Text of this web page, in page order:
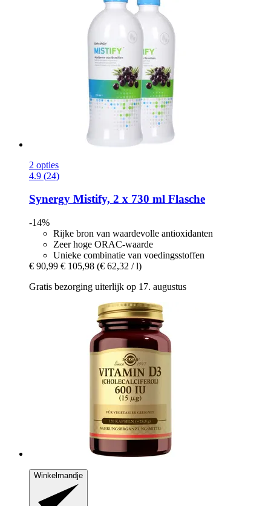
2 opties
4.9 (24)
Synergy Mistify, 2 x 730 ml Flasche
-14%
Rijke bron van waardevolle antioxidanten
Zeer hoge ORAC-waarde
Unieke combinatie van voedingsstoffen
€ 90,99 € 105,98 (€ 62,32 / l)
Gratis bezorging uiterlijk op 17. augustus
Winkelmandje